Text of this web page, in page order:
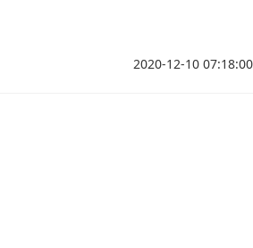
2020-12-10 07:18:00